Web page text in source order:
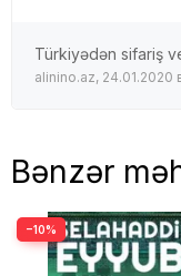
Türkiyədən sifariş
alinino.az, 24.01.2020
Bənzər
−10%